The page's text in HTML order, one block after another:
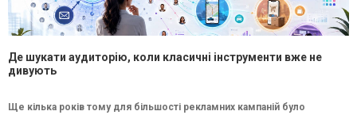
Де шукати аудиторію, коли класичні інструменти вже не
дивують
Ще кілька років тому для більшості рекламних кампаній було